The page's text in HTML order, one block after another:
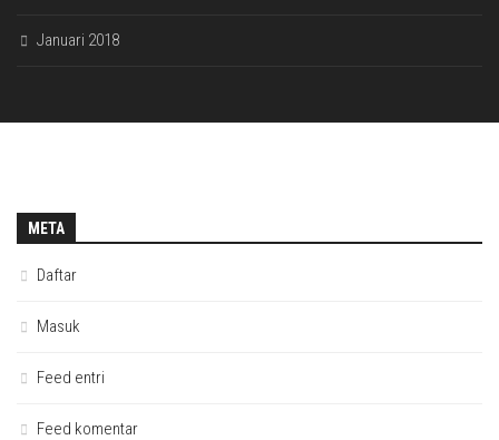
Januari 2018
META
Daftar
Masuk
Feed entri
Feed komentar